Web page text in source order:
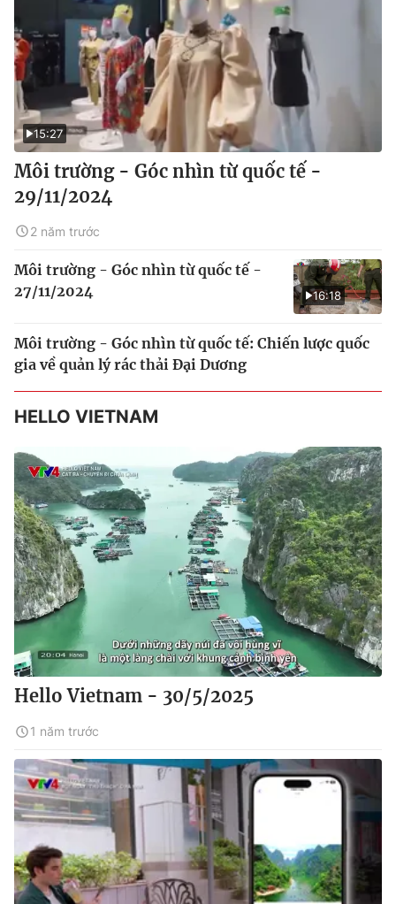
15:27
Môi trường - Góc nhìn từ quốc tế -
29/11/2024
2 năm trước
16:18
Môi trường - Góc nhìn từ quốc tế -
27/11/2024
Môi trường - Góc nhìn từ quốc tế: Chiến lược quốc
gia về quản lý rác thải Đại Dương
HELLO VIETNAM
Hello Vietnam - 30/5/2025
1 năm trước